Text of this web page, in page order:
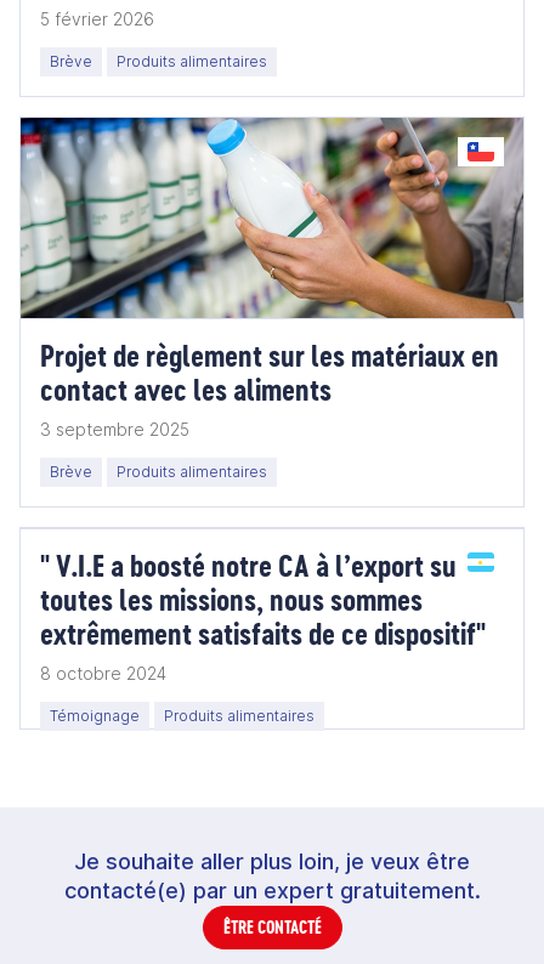
5 février 2026
Brève Produits alimentaires
Projet de règlement sur les matériaux en
contact avec les aliments
3 septembre 2025
Brève Produits alimentaires
" V.I.E a boosté notre CA à l’export sur
toutes les missions, nous sommes
extrêmement satisfaits de ce dispositif"
8 octobre 2024
Témoignage Produits alimentaires
Je souhaite aller plus loin, je veux être
contacté(e) par un expert gratuitement.
ÊTRE CONTACTÉ